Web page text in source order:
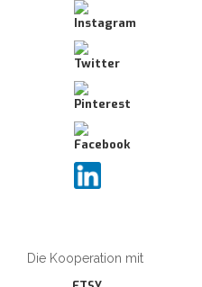
Die Kooperation mit